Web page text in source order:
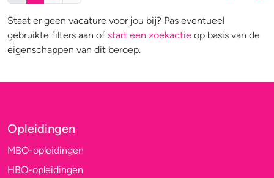
Staat er geen vacature voor jou bij? Pas eventueel
gebruikte filters aan of start een zoekactie op basis van de
eigenschappen van dit beroep.
Opleidingen
MBO-opleidingen
HBO-opleidingen